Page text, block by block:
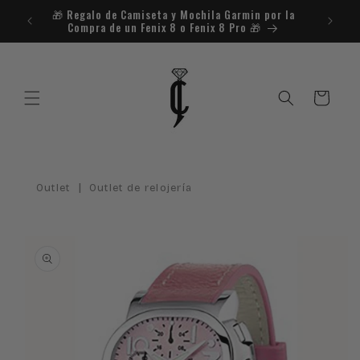
directamente
al contenido
🎁​ Regalo de Camiseta y Mochila Garmin por la
Compra de un Fenix 8 o Fenix 8 Pro 🎁​
Carrito
Outlet | Outlet de relojería
información